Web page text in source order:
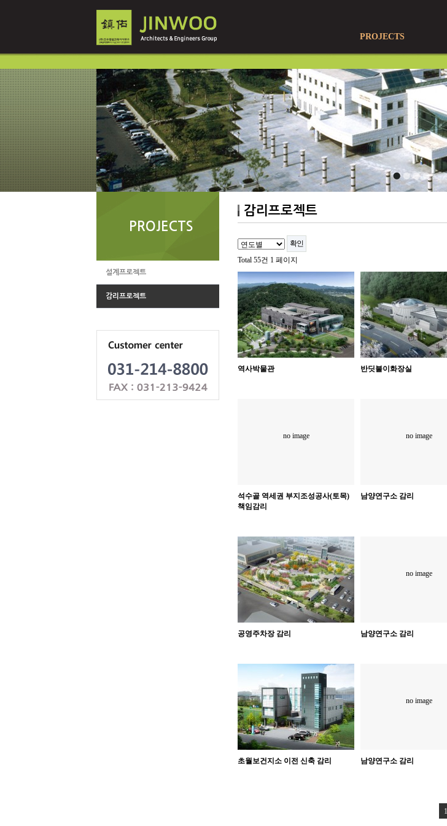
PROJECTS
PROJECTS
설계프로젝트
감리프로젝트
감리프로젝트
Total 55건 1 페이지
역사박물관 반딧불이화장실
no image
석수골 역세권 부지조성공사(토목)
책임감리
no image
남양연구소 감리
공영주차장 감리
no image
남양연구소 감리
초월보건지소 이전 신축 감리
no image
남양연구소 감리
1